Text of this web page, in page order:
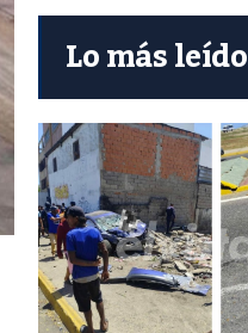
Lo más leído